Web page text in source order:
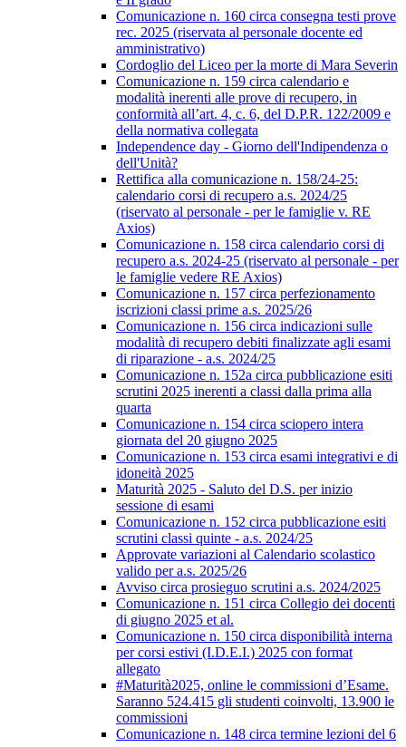
Comunicazione n. 160 circa consegna testi prove
rec. 2025 (riservata al personale docente ed
amministrativo)
Cordoglio del Liceo per la morte di Mara Severin
Comunicazione n. 159 circa calendario e
modalità inerenti alle prove di recupero, in
conformità all’art. 4, c. 6, del D.P.R. 122/2009 e
della normativa collegata
Independence day - Giorno dell'Indipendenza o
dell'Unità?
Rettifica alla comunicazione n. 158/24-25:
calendario corsi di recupero a.s. 2024/25
(riservato al personale - per le famiglie v. RE
Axios)
Comunicazione n. 158 circa calendario corsi di
recupero a.s. 2024-25 (riservato al personale - per
le famiglie vedere RE Axios)
Comunicazione n. 157 circa perfezionamento
iscrizioni classi prime a.s. 2025/26
Comunicazione n. 156 circa indicazioni sulle
modalità di recupero debiti finalizzate agli esami
di riparazione - a.s. 2024/25
Comunicazione n. 152a circa pubblicazione esiti
scrutini 2025 inerenti a classi dalla prima alla
quarta
Comunicazione n. 154 circa sciopero intera
giornata del 20 giugno 2025
Comunicazione n. 153 circa esami integrativi e di
idoneità 2025
Maturità 2025 - Saluto del D.S. per inizio
sessione di esami
Comunicazione n. 152 circa pubblicazione esiti
scrutini classi quinte - a.s. 2024/25
Approvate variazioni al Calendario scolastico
valido per a.s. 2025/26
Avviso circa prosieguo scrutini a.s. 2024/2025
Comunicazione n. 151 circa Collegio dei docenti
di giugno 2025 et al.
Comunicazione n. 150 circa disponibilità interna
per corsi estivi (I.D.E.I.) 2025 con format
allegato
#Maturità2025, online le commissioni d’Esame.
Saranno 524.415 gli studenti coinvolti, 13.900 le
commissioni
Comunicazione n. 148 circa termine lezioni del 6